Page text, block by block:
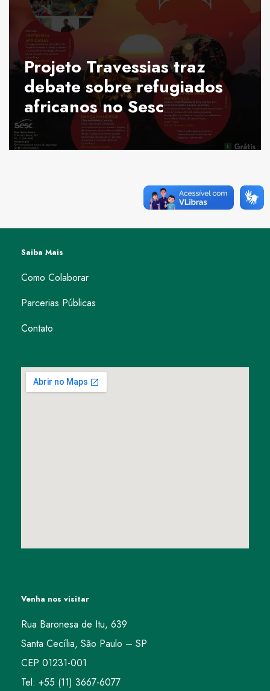
Projeto Travessias traz
debate sobre refugiados
africanos no Sesc
Saiba Mais
Como Colaborar
Parcerias Públicas
Contato
Venha nos visitar
Rua Baronesa de Itu, 639
Santa Cecília, São Paulo – SP
CEP 01231-001
Tel: +55 (11) 3667-6077